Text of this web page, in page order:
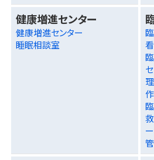
健康増進センター
健康増進センター
睡眠相談室
ー